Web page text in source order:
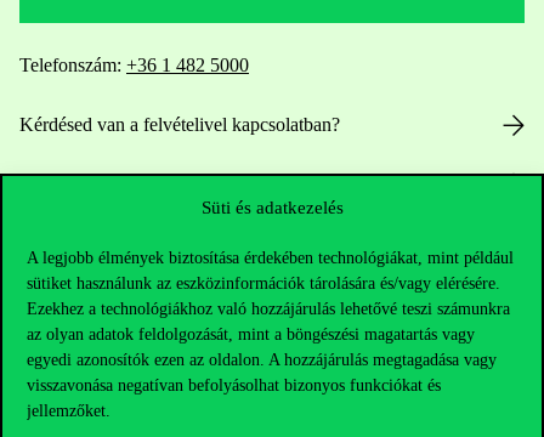
Süti és adatkezelés
A legjobb élmények biztosítása érdekében technológiákat, mint például
sütiket használunk az eszközinformációk tárolására és/vagy elérésére.
Ezekhez a technológiákhoz való hozzájárulás lehetővé teszi számunkra
az olyan adatok feldolgozását, mint a böngészési magatartás vagy
egyedi azonosítók ezen az oldalon. A hozzájárulás megtagadása vagy
visszavonása negatívan befolyásolhat bizonyos funkciókat és
jellemzőket.
Telefonszám: +36 1 482 5000
Kérdésed van a felvételivel kapcsolatban?
Oktatói elérhetőségek
Sajtó: press@uni-corvinus.hu